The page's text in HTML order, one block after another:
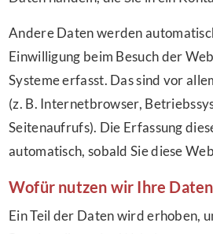
Andere Daten werden
Einwilligung beim Besuch der
Systeme erfasst. Das sind vor
(z. B. Internetbrowser,
Seitenaufrufs). Die Erfassung
automatisch, sobald Sie diese
Wofür nutzen wir Ihre
Ein Teil der Daten wird erhoben,